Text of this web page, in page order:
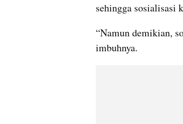
sehingga sosialisasi
“Namun demikian,
imbuhnya.